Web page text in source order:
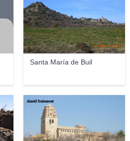
Santa María de Buil
david freixenet